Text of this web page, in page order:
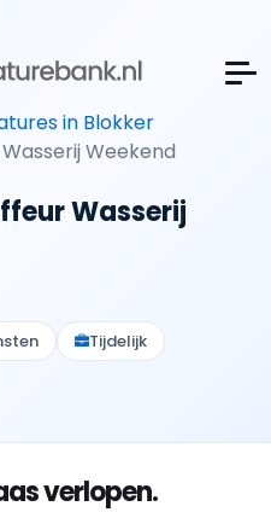
in Blokker
Weekend
Wasserij
Tijdelijk
verlopen.